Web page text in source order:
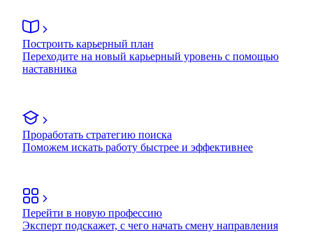
Построить карьерный план
Переходите на новый карьерный уровень с помощью
наставника
Проработать стратегию поиска
Поможем искать работу быстрее и эффективнее
Перейти в новую профессию
Эксперт подскажет, с чего начать смену направления